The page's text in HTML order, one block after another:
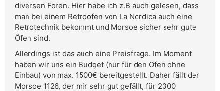
diversen Foren. Hier habe ich z.B auch gelesen, dass
man bei einem Retroofen von La Nordica auch eine
Retrotechnik bekommt und Morsoe sicher sehr gute
Öfen sind.
Allerdings ist das auch eine Preisfrage. Im Moment
haben wir uns ein Budget (nur für den Ofen ohne
Einbau) von max. 1500€ bereitgestellt. Daher fällt der
Morsoe 1126, der mir sehr gut gefällt, für 2300